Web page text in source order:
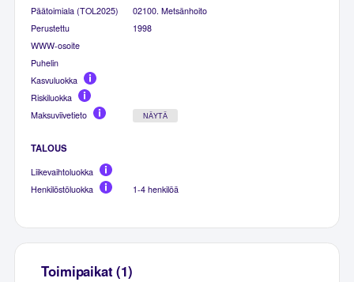
Päätoimiala (TOL2025)
02100. Metsänhoito
Perustettu
1998
WWW-osoite
Puhelin
Kasvuluokka
Riskiluokka
Maksuviivetieto
NÄYTÄ
TALOUS
Liikevaihtoluokka
Henkilöstöluokka
1-4 henkilöä
Toimipaikat (1)